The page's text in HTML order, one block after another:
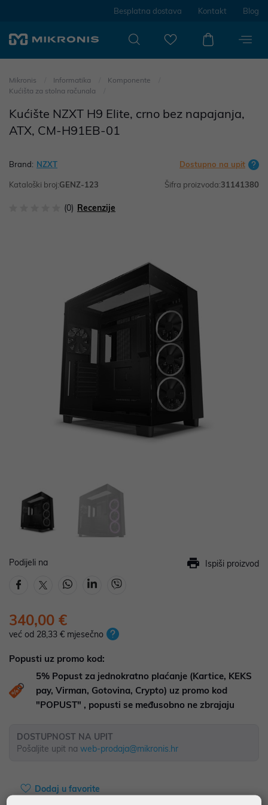
Besplatna dostava Kontakt Blog
Mikronis Informatika
Komponente
Kućišta za stolna računala
Kućište NZXT H9 Elite, crno bez napajanja,
ATX, CM-H91EB-01
Brand: NZXT Dostupno na upit
Kataloški broj:GENZ-123 Šifra proizvoda:31141380
(0) Recenzije
Podijeli na Ispiši proizvod
340,00 €
već od 28,33 € mjesečno
Popusti uz promo kod:
5% Popust za jednokratno plaćanje (Kartice, KEKS
pay, Virman, Gotovina, Crypto) uz promo kod
"POPUST" , popusti se međusobno ne zbrajaju
DOSTUPNOST NA UPIT
Pošaljite upit na web-prodaja@mikronis.hr
Dodaj u favorite